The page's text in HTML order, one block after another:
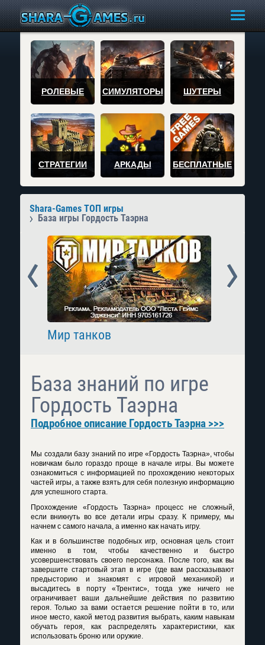
РОЛЕВЫЕ СИМУЛЯТОРЫ ШУТЕРЫ
СТРАТЕГИИ АРКАДЫ БЕСПЛАТНЫЕ
Shara-Games ТОП игры
База игры Гордость Таэрна
Мир танков
Prev
База знаний по игре
Гордость Таэрна
Подробное описание Гордость Таэрна >>>
Мы создали базу знаний по игре «Гордость Таэрна», чтобы
новичкам было гораздо проще в начале игры. Вы можете
ознакомиться с информацией по прохождению некоторых
частей игры, а также взять для себя полезную информацию
для успешного старта.
Прохождение «Гордость Таэрна» процесс не сложный,
если вникнуть во все детали игры сразу. К примеру, мы
начнем с самого начала, а именно как начать игру.
Как и в большинстве подобных игр, основная цель стоит
именно в том, чтобы качественно и быстро
усовершенствовать своего персонажа. После того, как вы
завершите стартовый этап в игре (где вам рассказывают
предысторию и знакомят с игровой механикой) и
высадитесь в порту «Трентис», тогда уже ничего не
ограничивает ваши дальнейшие действия по развитию
героя. Только за вами остается решение пойти в то, или
иное место, какой метод развития выбрать, каким навыкам
обучать героя, как распределять характеристики, как
использовать броню или оружие.